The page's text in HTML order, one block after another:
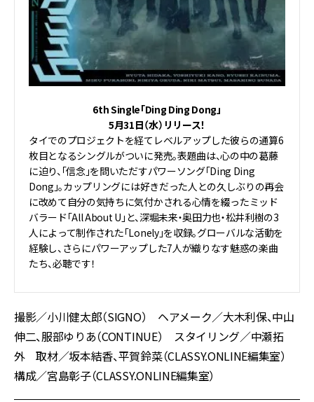
6th Single「Ding Ding Dong」
5月31日（水）リリース！
タイでのプロジェクトを経てレベルアップした彼らの通算6
枚目となるシングルがついに発売。表題曲は、心の中の葛藤
に迫り、「信念」を問いただすパワーソング「Ding Ding
Dong」。カップリングには好きだった人との久しぶりの再会
に改めて自分の気持ちに気付かされる心情を綴ったミッド
バラード「All About U」と、深堀未来・奥田力也・松井利樹の3
人によって制作された「Lonely」を収録。グローバルな活動を
経験し、さらにパワーアップした7人が織りなす魅惑の楽曲
たち、必聴です！
撮影／小川健太郎（SIGNO） ヘアメーク／大木利保、中山
伸二、服部ゆりあ（CONTINUE） スタイリング／中瀬拓
外 取材／坂本結香、平賀鈴菜（CLASSY.ONLINE編集室）
構成／宮島彰子（CLASSY.ONLINE編集室）